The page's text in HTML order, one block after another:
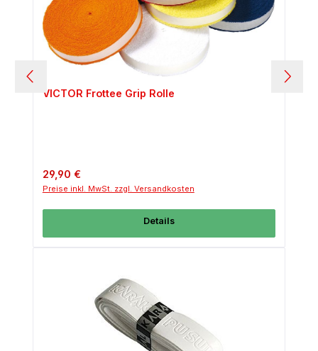
VICTOR Frottee Grip Rolle
Regulärer Preis:
29,90 €
Preise inkl. MwSt. zzgl. Versandkosten
Details